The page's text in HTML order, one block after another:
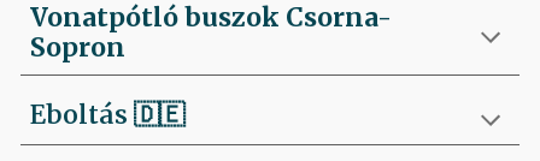
Vonatpótló buszok Csorna-
Sopron
Eboltás🇩🇪